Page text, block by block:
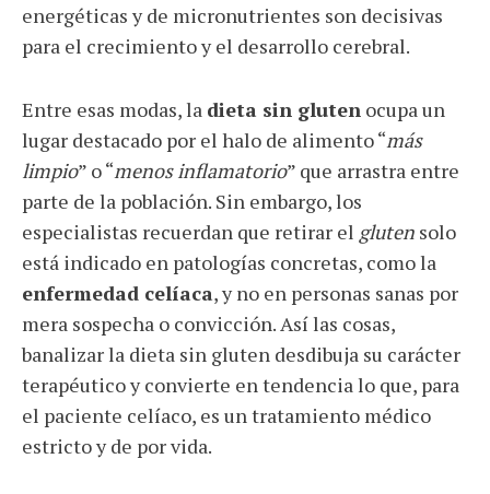
energéticas y de micronutrientes son decisivas
para el crecimiento y el desarrollo cerebral.
Entre esas modas, la dieta sin gluten ocupa un
lugar destacado por el halo de alimento “más
limpio” o “menos inflamatorio” que arrastra entre
parte de la población. Sin embargo, los
especialistas recuerdan que retirar el gluten solo
está indicado en patologías concretas, como la
enfermedad celíaca, y no en personas sanas por
mera sospecha o convicción. Así las cosas,
banalizar la dieta sin gluten desdibuja su carácter
terapéutico y convierte en tendencia lo que, para
el paciente celíaco, es un tratamiento médico
estricto y de por vida.